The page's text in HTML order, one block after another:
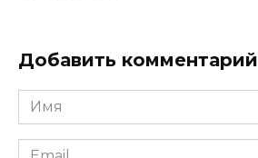
Добавить комментарий
Имя
*
Email